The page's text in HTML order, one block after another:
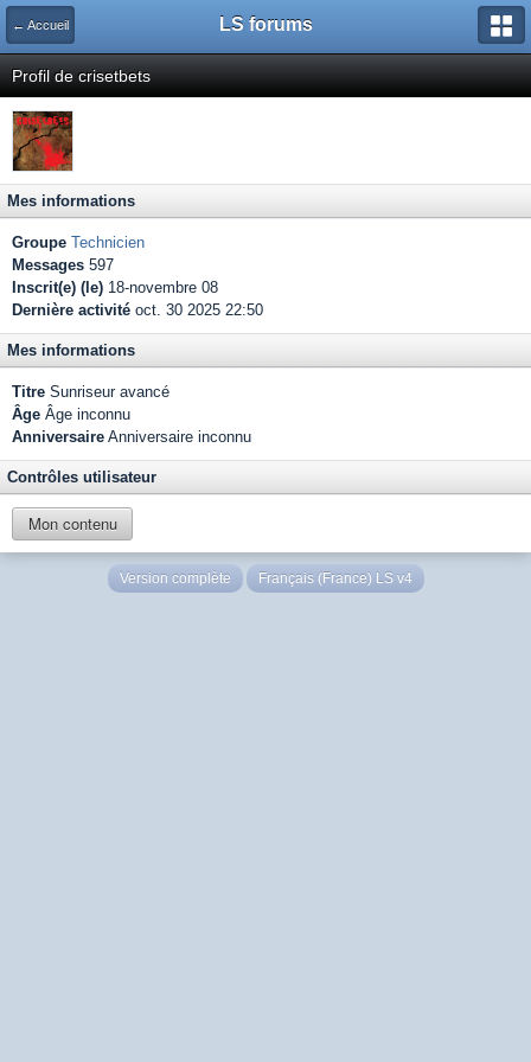
← Accueil LS forums
Profil de crisetbets
Mes informations
Groupe Technicien
Messages 597
Inscrit(e) (le) 18-novembre 08
Dernière activité oct. 30 2025 22:50
Mes informations
Titre Sunriseur avancé
Âge Âge inconnu
Anniversaire Anniversaire inconnu
Contrôles utilisateur
Mon contenu
Version complète Français (France) LS v4